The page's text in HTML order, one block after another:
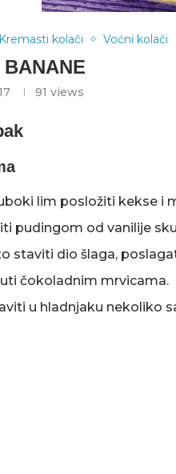
Kremasti kolači Voćni kolači
91 views
lim posložiti kekse i
pudingom od vanilije
staviti dio šlaga,
čokoladnim mrvicama.
u hladnjaku nekoliko